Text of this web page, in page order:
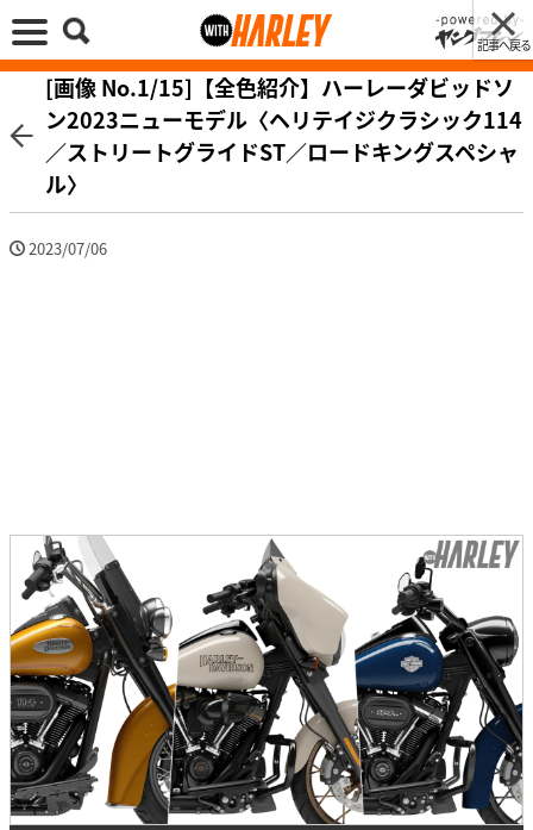
記事へ戻る
[画像 No.1/15]【全色紹介】ハーレーダビッドソ
ン2023ニューモデル〈ヘリテイジクラシック114
／ストリートグライドST／ロードキングスペシャ
ル〉
2023/07/06